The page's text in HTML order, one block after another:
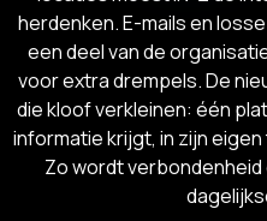
herdenken. E-mails en
een deel van de
voor extra drempels. De
die kloof verkleinen: één
informatie krijgt, in zijn
Zo wordt